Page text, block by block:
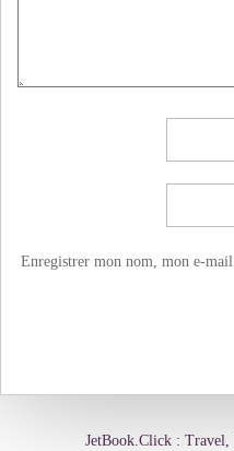
Enregistrer mon nom, mon e-
JetBook.Click : Travel,